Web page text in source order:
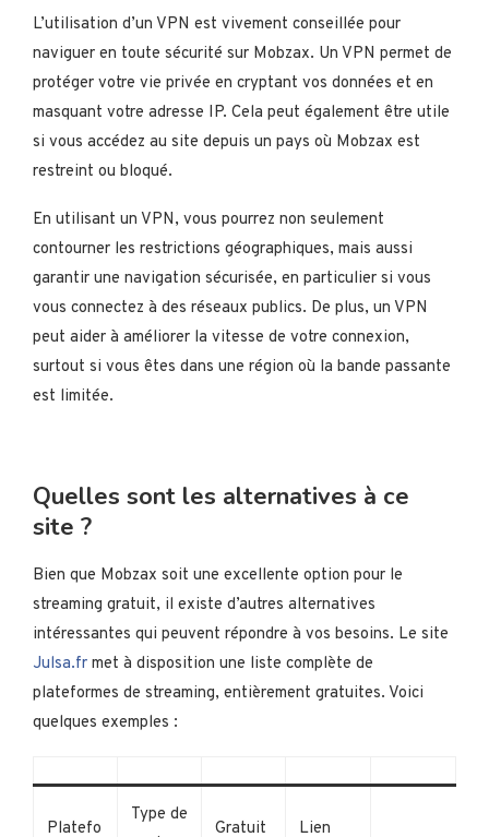
L’utilisation d’un VPN est vivement conseillée pour
naviguer en toute sécurité sur Mobzax. Un VPN permet de
protéger votre vie privée en cryptant vos données et en
masquant votre adresse IP. Cela peut également être utile
si vous accédez au site depuis un pays où Mobzax est
restreint ou bloqué.
En utilisant un VPN, vous pourrez non seulement
contourner les restrictions géographiques, mais aussi
garantir une navigation sécurisée, en particulier si vous
vous connectez à des réseaux publics. De plus, un VPN
peut aider à améliorer la vitesse de votre connexion,
surtout si vous êtes dans une région où la bande passante
est limitée.
Quelles sont les alternatives à ce
site ?
Bien que Mobzax soit une excellente option pour le
streaming gratuit, il existe d’autres alternatives
intéressantes qui peuvent répondre à vos besoins. Le site
Julsa.fr met à disposition une liste complète de
plateformes de streaming, entièrement gratuites. Voici
quelques exemples :
Platefo
Type de
Gratuit Lien